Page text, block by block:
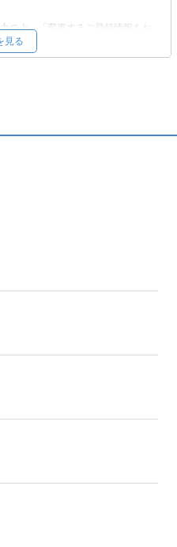
の上、「変更するご登録情報をお
」をご選択いただき、必要事項を
。
による申請であることを確認した
資産保護のための対応となります
見る